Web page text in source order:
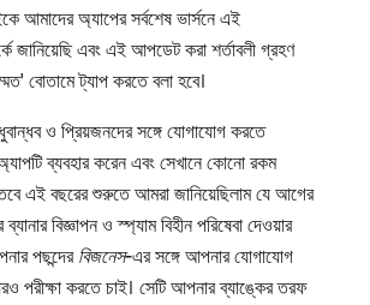
আমাদের অ্যাপের সর্বশেষ ভার্সনে এই
জানিয়েছি এবং এই আপডেট করা শর্তাবলী গ্রহণ
বোতামে ট্যাপ করতে বলা হবে।
ও প্রিয়জনদের সঙ্গে যোগাযোগ করতে
ব্যবহার করেন এবং সেখানে কোনো রকম
তবে এই বছরের শুরুতে আমরা জানিয়েছিলাম যে আগের
বিজ্ঞাপন ও স্প্যাম বিহীন পরিষেবা দেওয়ার
পছন্দেরবিজনেস-এর সঙ্গে আপনার যোগাযোগ
পরীক্ষা করতে চাই। সেটি আপনার ব্যাঙ্কের তরফ